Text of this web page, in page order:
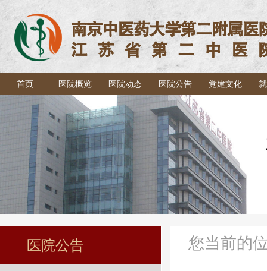
首页 医院概览 医院动态 医院公告 党建文化
医院公告 您当前的